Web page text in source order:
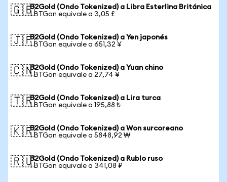
🇬🇧B2Gold (Ondo Tokenized) a Libra Esterlina Británica
1 BTGon equivale a 3,05 £
🇯🇵B2Gold (Ondo Tokenized) a Yen japonés
1 BTGon equivale a 651,32 ¥
🇨🇳B2Gold (Ondo Tokenized) a Yuan chino
1 BTGon equivale a 27,74 ¥
🇹🇷B2Gold (Ondo Tokenized) a Lira turca
1 BTGon equivale a 195,88 ₺
🇰🇷B2Gold (Ondo Tokenized) a Won surcoreano
1 BTGon equivale a 5848,92 ₩
🇷🇺B2Gold (Ondo Tokenized) a Rublo ruso
1 BTGon equivale a 341,08 ₽